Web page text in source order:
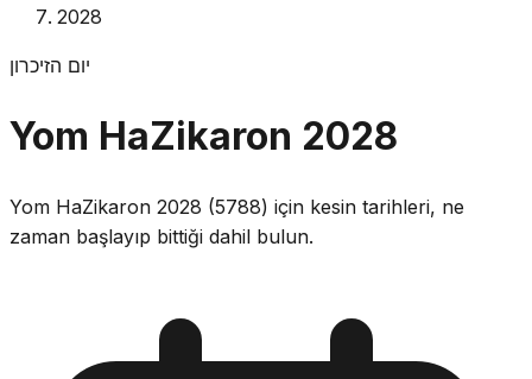
2028
יום הזיכרון
Yom HaZikaron 2028
Yom HaZikaron 2028 (5788) için kesin tarihleri, ne
zaman başlayıp bittiği dahil bulun.